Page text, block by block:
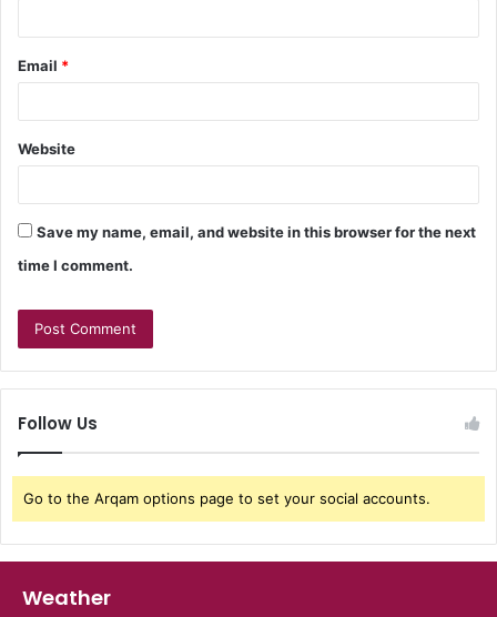
Email *
Website
Save my name, email, and website in this browser for the next
time I comment.
Follow Us
Go to the Arqam options page to set your social accounts.
Weather